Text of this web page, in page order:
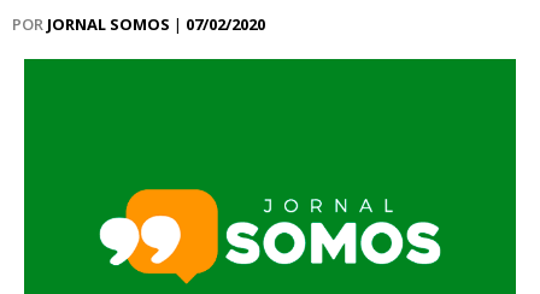
POR JORNAL SOMOS | 07/02/2020